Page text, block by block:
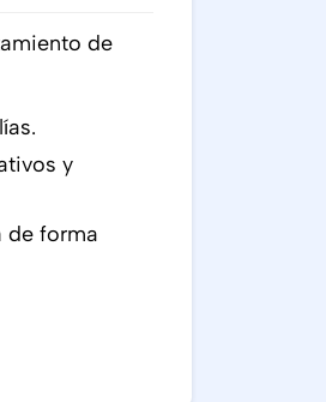
de
y
de forma